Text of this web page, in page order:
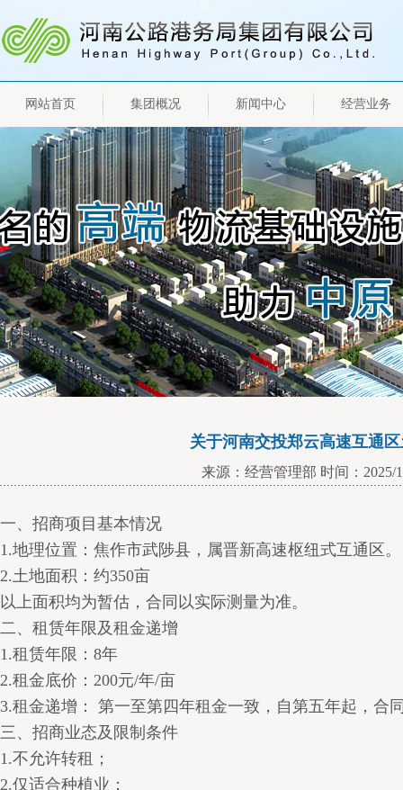
网站首页 集团概况 新闻中心 经营业务
关于河南交投郑云高速互通
来源：经营管理部 时间：2025/
一、招商项目基本情况
1.地理位置：焦作市武陟县，属晋新高速枢纽式互通区。
2.土地面积：约350亩
以上面积均为暂估，合同以实际测量为准。
二、租赁年限及租金递增
1.租赁年限：8年
2.租金底价：200元/年/亩
3.租金递增： 第一至第四年租金一致，自第五年起，合
三、招商业态及限制条件
1.不允许转租；
2.仅适合种植业；